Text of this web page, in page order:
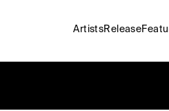
ArtistsRelease